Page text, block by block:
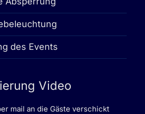
des Events
Video
mail an die Gäste verschickt